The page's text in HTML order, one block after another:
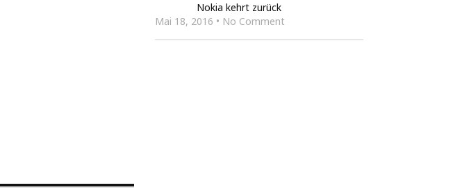
Nokia kehrt zurück
Mai 18, 2016 • No Comment